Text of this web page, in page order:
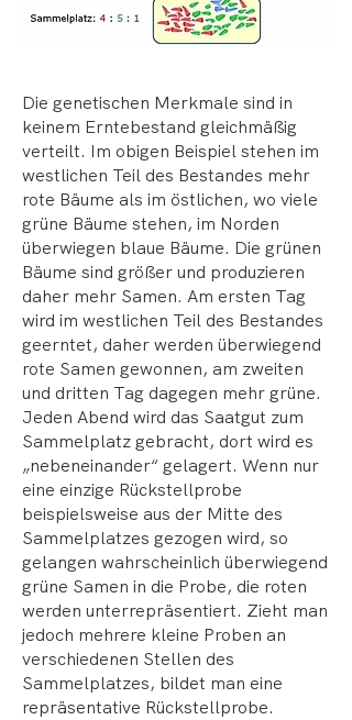
Die genetischen Merkmale sind in
keinem Erntebestand gleichmäßig
verteilt. Im obigen Beispiel stehen im
westlichen Teil des Bestandes mehr
rote Bäume als im östlichen, wo viele
grüne Bäume stehen, im Norden
überwiegen blaue Bäume. Die grünen
Bäume sind größer und produzieren
daher mehr Samen. Am ersten Tag
wird im westlichen Teil des Bestandes
geerntet, daher werden überwiegend
rote Samen gewonnen, am zweiten
und dritten Tag dagegen mehr grüne.
Jeden Abend wird das Saatgut zum
Sammelplatz gebracht, dort wird es
„nebeneinander“ gelagert. Wenn nur
eine einzige Rückstellprobe
beispielsweise aus der Mitte des
Sammelplatzes gezogen wird, so
gelangen wahrscheinlich überwiegend
grüne Samen in die Probe, die roten
werden unterrepräsentiert. Zieht man
jedoch mehrere kleine Proben an
verschiedenen Stellen des
Sammelplatzes, bildet man eine
repräsentative Rückstellprobe.